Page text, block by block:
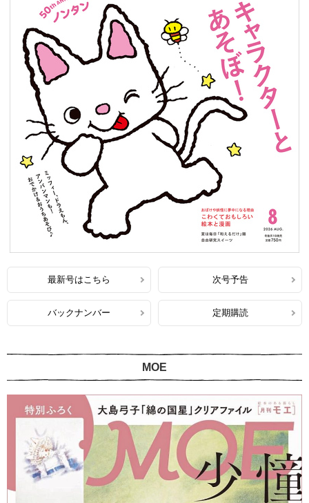
最新号はこちら 次号予告
バックナンバー 定期購読
MOE